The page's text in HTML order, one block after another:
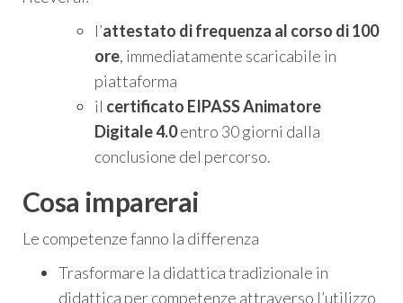
l’attestato di frequenza al corso di 100
ore, immediatamente scaricabile in
piattaforma
il certificato EIPASS Animatore
Digitale 4.0entro 30 giorni dalla
conclusione del percorso.
Cosa imparerai
Le competenze fanno la differenza
Trasformare la didattica tradizionale in
didattica per competenze attraverso l’utilizzo